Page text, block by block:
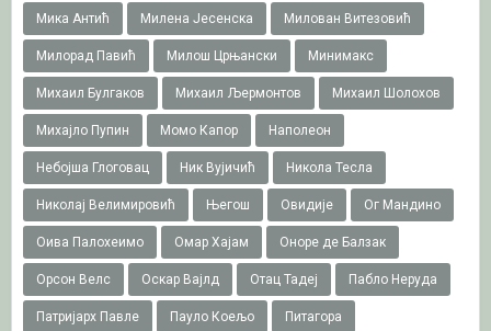
Мика Антић Милена Јесенска Милован Витезовић
Милорад Павић Милош Црњански Минимакс
Михаил Булгаков Михаил Љермонтов Михаил Шолохов
Михајло Пупин Момо Капор Наполеон
Небојша Глоговац Ник Вујичић Никола Тесла
Николај Велимировић Његош Овидије Ог Мандино
Оива Палохеимо Омар Хајам Оноре де Балзак
Орсон Велс Оскар Вајлд Отац Тадеј Пабло Неруда
Патријарх Павле Пауло Коељо Питагора